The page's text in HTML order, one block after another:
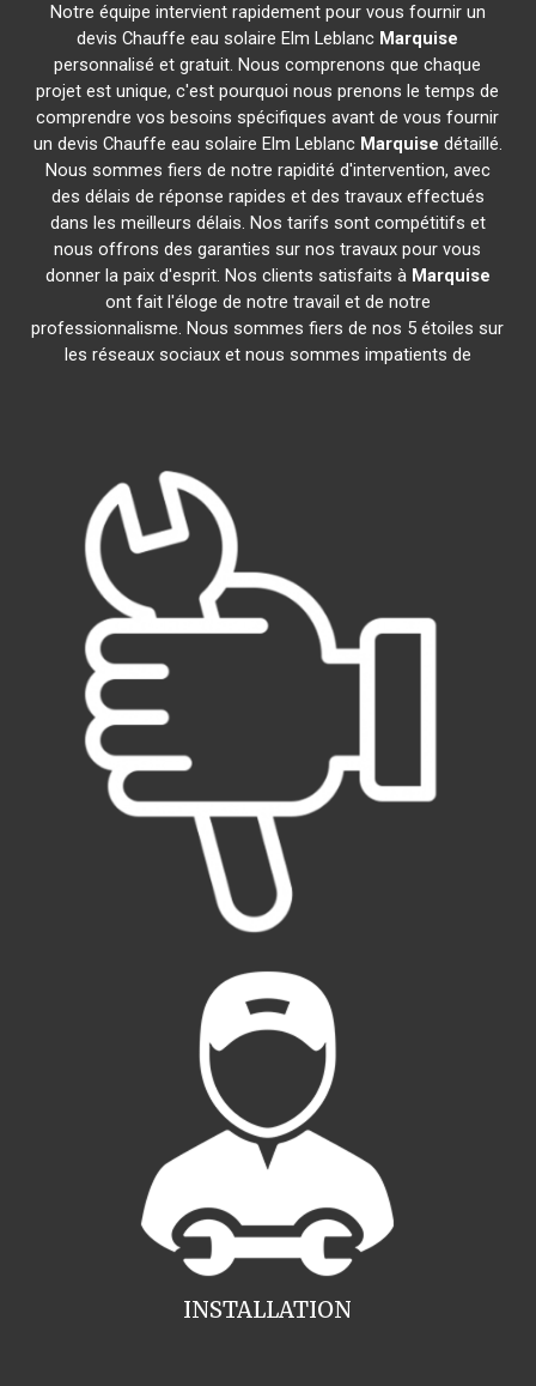
Notre équipe intervient rapidement pour vous fournir un
devis Chauffe eau solaire Elm Leblanc Marquise
personnalisé et gratuit. Nous comprenons que chaque
projet est unique, c'est pourquoi nous prenons le temps de
comprendre vos besoins spécifiques avant de vous fournir
un devis Chauffe eau solaire Elm Leblanc Marquise détaillé.
Nous sommes fiers de notre rapidité d'intervention, avec
des délais de réponse rapides et des travaux effectués
dans les meilleurs délais. Nos tarifs sont compétitifs et
nous offrons des garanties sur nos travaux pour vous
donner la paix d'esprit. Nos clients satisfaits à Marquise
ont fait l'éloge de notre travail et de notre
professionnalisme. Nous sommes fiers de nos 5 étoiles sur
les réseaux sociaux et nous sommes impatients de
INSTALLATION